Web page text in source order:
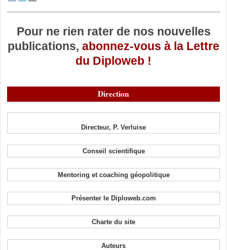
Pour ne rien rater de nos nouvelles
publications, abonnez-vous à la Lettre
du Diploweb !
Direction
Directeur, P. Verluise
Conseil scientifique
Mentoring et coaching géopolitique
Présenter le Diploweb.com
Charte du site
Auteurs